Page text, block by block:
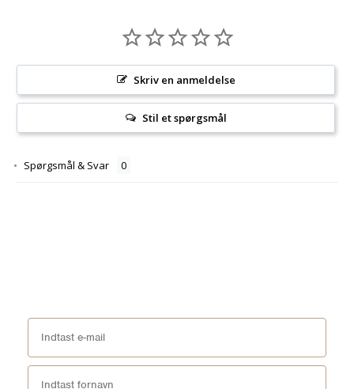
Skriv en anmeldelse
Stil et spørgsmål
Spørgsmål & Svar